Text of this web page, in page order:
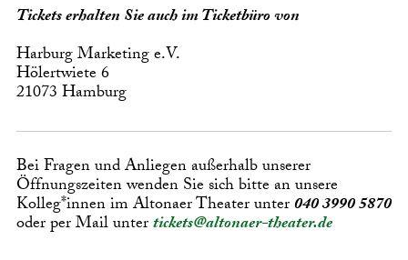
Tickets erhalten Sie auch im Ticketbüro von
Harburg Marketing e.V.
Hölertwiete 6
21073 Hamburg
Bei Fragen und Anliegen außerhalb unserer
Öffnungszeiten wenden Sie sich bitte an unsere
Kolleg*innen im Altonaer Theater unter040 3990 5870
oder per Mail untertickets@altonaer-theater.de